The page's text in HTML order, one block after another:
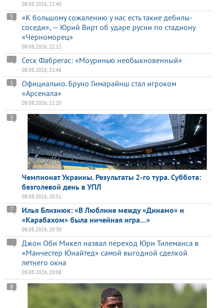
08.08.2026, 22:40
«К большому сожалению у нас есть такие дебилы-
соседи», — Юрий Вирт об ударе русни по стадиону
«Черноморец»
5
08.08.2026, 22:12
Сеск Фабрегас: «Моуринью необыкновенный»
08.08.2026, 21:46
Официально. Бруно Гимарайнш стал игроком
«Арсенала»
1
08.08.2026, 21:20
Чемпионат Украины. Результаты 2-го тура. Суббота:
безголевой день в УПЛ
3
08.08.2026, 20:51
Илья Близнюк: «В Люблине между «Динамо» и
«Карабахом» была ничейная игра…»
7
08.08.2026, 20:30
Джон Оби Микел назвал переход Юри Тилеманса в
«Манчестер Юнайтед» самой выгодной сделкой
летнего окна
08.08.2026, 20:06
8